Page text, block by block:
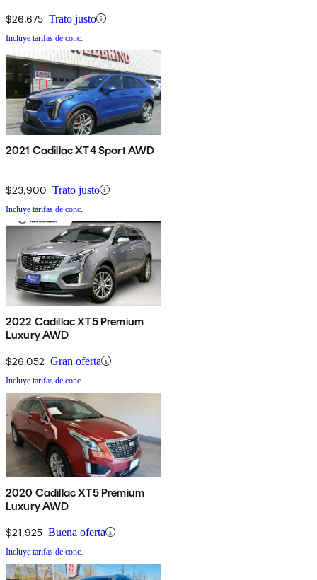
$26,675 Trato justo
Incluye tarifas de conc.
2021 Cadillac XT4 Sport AWD
$23,900 Trato justo
Incluye tarifas de conc.
2022 Cadillac XT5 Premium
Luxury AWD
$26,052 Gran oferta
Incluye tarifas de conc.
2020 Cadillac XT5 Premium
Luxury AWD
$21,925 Buena oferta
Incluye tarifas de conc.